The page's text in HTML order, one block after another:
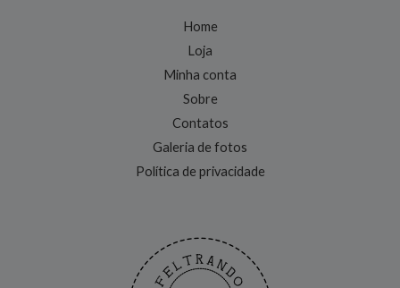
Home
Loja
Minha conta
Sobre
Contatos
Galeria de fotos
Política de privacidade